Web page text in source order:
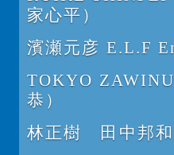
家心平）
濱瀬元彦 E.L.F
TOKYO
恭）
林正樹 田中邦和